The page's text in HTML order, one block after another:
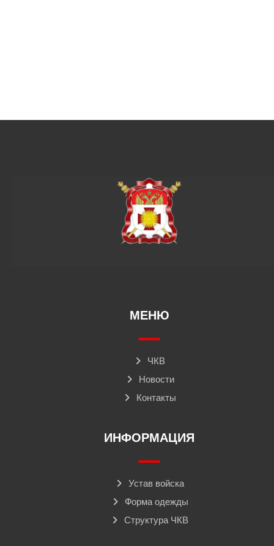
МЕНЮ
ЧКВ
Новости
Контакты
ИНФОРМАЦИЯ
Устав войска
Форма одежды
Структура ЧКВ